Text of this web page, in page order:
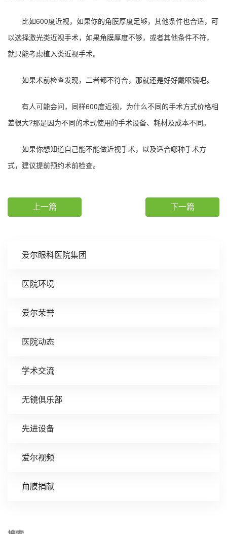
爱尔眼科医院集团
医院环境
爱尔荣誉
医院动态
学术交流
无镜俱乐部
先进设备
爱尔视频
角膜捐献
比如600度近视，如果你的角膜厚度足够，其他条件也合适，可
以选择激光类近视手术，如果角膜厚度不够，或者其他条件不符，
就只能考虑植入类近视手术。
如果术前检查发现，二者都不符合，那就还是好好戴眼镜吧。
有人可能会问，同样600度近视，为什么不同的手术方式价格相
差很大?那是因为不同的术式使用的手术设备、耗材及成本不同。
如果你想知道自己能不能做近视手术，以及适合哪种手术方
式，建议提前预约术前检查。
上一篇 下一篇